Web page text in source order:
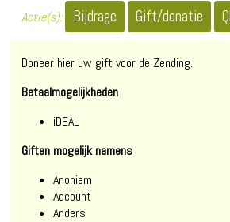
Actie(s):
Doneer hier uw gift voor de Zending.
Betaalmogelijkheden
iDEAL
Giften mogelijk namens
Anoniem
Account
Anders